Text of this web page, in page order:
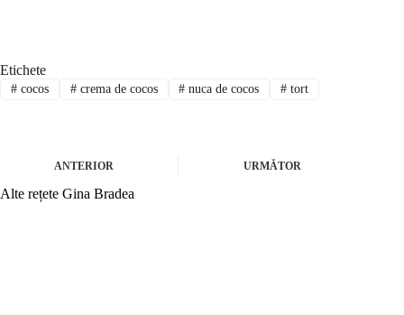
Etichete
#cocos #crema de cocos # nuca de cocos # tort
ANTERIOR URMĂTOR
Alte rețete Gina Bradea